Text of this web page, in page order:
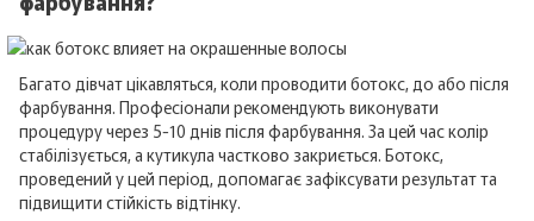
Багато дівчат цікавляться, коли проводити ботокс, до або після
фарбування. Професіонали рекомендують виконувати
процедуру через 5-10 днів після фарбування. За цей час колір
стабілізується, а кутикула частково закриється. Ботокс,
проведений у цей період, допомагає зафіксувати результат та
підвищити стійкість відтінку.